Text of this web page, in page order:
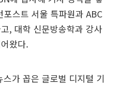
스트 서울 특파원과 ABC
, 대학 신문방송학과 강사
왔다.
가 꼽은 글로벌 디지털 기